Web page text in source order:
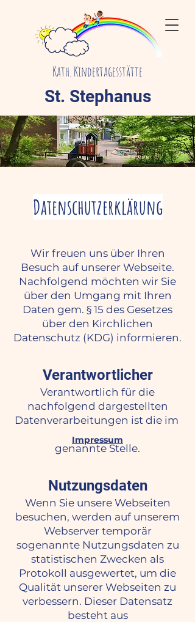
Kath. Kindertagesstätte
St. Stephanus
Datenschutzerklärung
Wir freuen uns über Ihren
Besuch auf unserer Webseite.
Nachfolgend möchten wir Sie
über den Umgang mit Ihren
Daten gem. § 15 des Gesetzes
über den Kirchlichen
Datenschutz (KDG) informieren.
Verantwortlicher
Verantwortlich für die
nachfolgend dargestellten
Datenverarbeitungen ist die im
genannte Stelle.
Nutzungsdaten
Wenn Sie unsere Webseiten
besuchen, werden auf unserem
Webserver temporär
sogenannte Nutzungsdaten zu
statistischen Zwecken als
Protokoll ausgewertet, um die
Qualität unserer Webseiten zu
verbessern. Dieser Datensatz
besteht aus
Impressum